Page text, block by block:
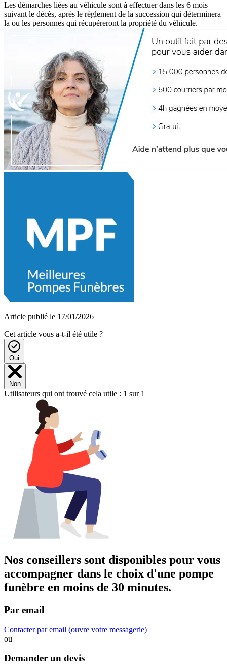
Les démarches liées au véhicule sont à effectuer dans les 6 mois
suivant le décès, après le règlement de la succession qui déterminera
la ou les personnes qui récupéreront la propriété du véhicule.
Article publié le 17/01/2026
Cet article vous a-t-il été utile ?
Oui
Non
Utilisateurs qui ont trouvé cela utile : 1 sur 1
Nos conseillers sont disponibles pour vous
accompagner dans le choix d'une pompe
funèbre en moins de 30 minutes.
Par email
Contacter par email (ouvre votre messagerie)
ou
Demander un devis